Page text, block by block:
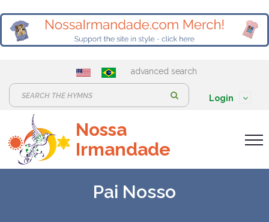
advanced search
e
a
r
Login
Nossa
Irmandade
Pai Nosso